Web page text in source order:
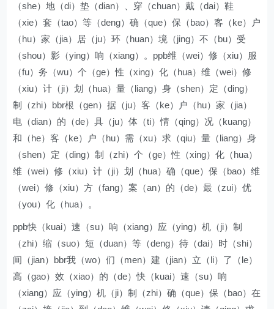
（she）地（di）垫（dian）、穿（chuan）戴（dai）鞋
（xie）套（tao）等（deng）确（que）保（bao）客（ke）户
（hu）家（jia）居（ju）环（huan）境（jing）不（bu）受
（shou）影（ying）响（xiang）。ppb维（wei）修（xiu）服
（fu）务（wu）个（ge）性（xing）化（hua）维（wei）修
（xiu）计（ji）划（hua）量（liang）身（shen）定（ding）
制（zhi）bbr根（gen）据（ju）客（ke）户（hu）家（jia）
电（dian）的（de）具（ju）体（ti）情（qing）况（kuang）
和（he）客（ke）户（hu）需（xu）求（qiu）量（liang）身
（shen）定（ding）制（zhi）个（ge）性（xing）化（hua）
维（wei）修（xiu）计（ji）划（hua）确（que）保（bao）维
（wei）修（xiu）方（fang）案（an）的（de）最（zui）优
（you）化（hua）。
ppb快（kuai）速（su）响（xiang）应（ying）机（ji）制
（zhi）缩（suo）短（duan）等（deng）待（dai）时（shi）
间（jian）bbr我（wo）们（men）建（jian）立（li）了（le）
高（gao）效（xiao）的（de）快（kuai）速（su）响
（xiang）应（ying）机（ji）制（zhi）确（que）保（bao）在